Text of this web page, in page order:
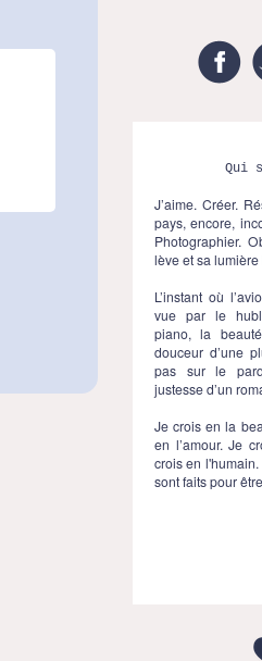
Qui
J’aime. Créer.
pays, encore,
Photographier.
lève et sa lumière
L’instant où
vue par le
piano, la
douceur d’une
pas sur le
justesse d’un
Je crois en la
en l’amour. Je
crois en
sont faits pour